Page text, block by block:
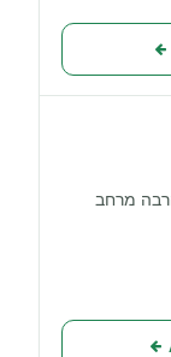
מרחב